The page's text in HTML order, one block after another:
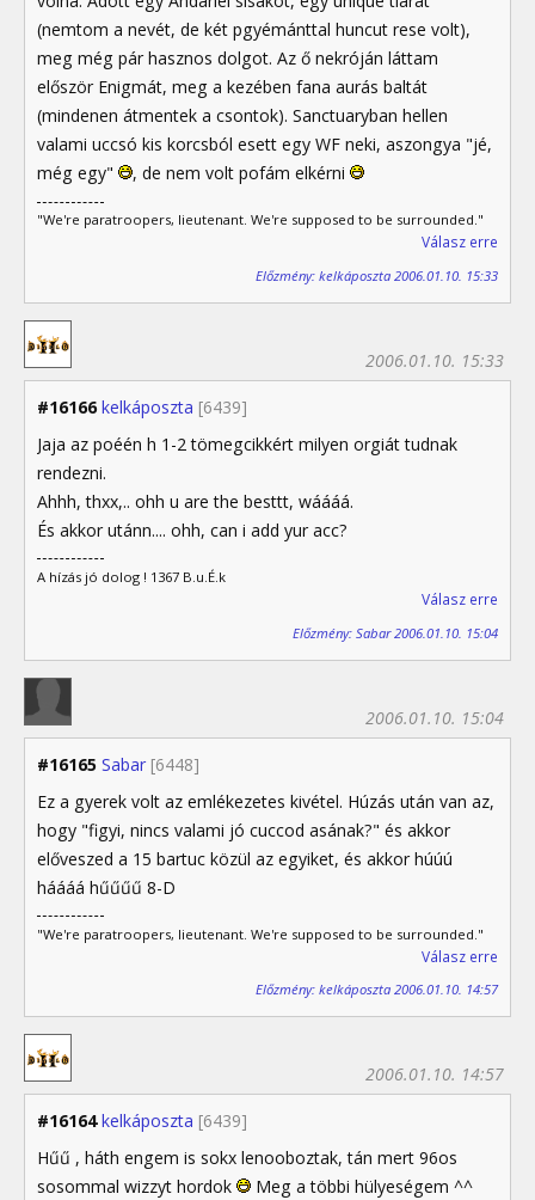
(nemtom a nevét, de két pgyémánttal huncut rese volt),
meg még pár hasznos dolgot. Az ő nekróján láttam
először Enigmát, meg a kezében fana aurás baltát
(mindenen átmentek a csontok). Sanctuaryban hellen
valami uccsó kis korcsból esett egy WF neki, aszongya "jé,
még egy"
, de nem volt pofám elkérni
"We're paratroopers, lieutenant. We're supposed to be surrounded."
Válasz erre
Előzmény: kelkáposzta 2006.01.10. 15:33
#16166 kelkáposzta [6439]
2006.01.10. 15:33
Jaja az poéén h 1-2 tömegcikkért milyen orgiát tudnak
rendezni.
Ahhh, thxx,.. ohh u are the besttt, wáááá.
És akkor utánn.... ohh, can i add yur acc?
A hízás jó dolog ! 1367 B.u.É.k
Válasz erre
Előzmény: Sabar 2006.01.10. 15:04
#16165 Sabar [6448]
2006.01.10. 15:04
Ez a gyerek volt az emlékezetes kivétel. Húzás után van az,
hogy "figyi, nincs valami jó cuccod asának?" és akkor
előveszed a 15 bartuc közül az egyiket, és akkor húúú
háááá hűűűű 8-D
"We're paratroopers, lieutenant. We're supposed to be surrounded."
Válasz erre
Előzmény: kelkáposzta 2006.01.10. 14:57
#16164 kelkáposzta [6439]
2006.01.10. 14:57
Hűű , háth engem is sokx lenooboztak, tán mert 96os
sosommal wizzyt hordok
Meg a többi hülyeségem ^^